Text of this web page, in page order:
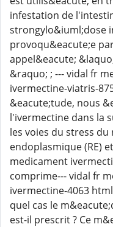
infestation de
strongylo&iuml;dose
provoqu&eacute;e
appel&eacute;
&raquo; ; --- vidal fr
ivermectine-viatris-
&eacute;tude, nous
l'ivermectine dans la
les voies du stress
endoplasmique (RE)
medicament
comprime--- vidal fr
ivermectine-4063
quel cas le
est-il prescrit ? Ce